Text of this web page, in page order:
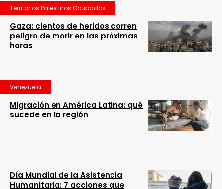
Territorios Palestinos Ocupados
Gaza: cientos de heridos corren
peligro de morir en las próximas
horas
Venezuela
Migración en América Latina: qué
sucede en la región
Día Mundial de la Asistencia
Humanitaria: 7 acciones que